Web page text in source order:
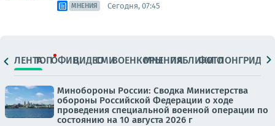
МНЕНИЯ Сегодня, 07:45
ЛЕНТАТОПОФИЦ.ВИДЕОСМИВОЕНКОРЫМНЕНИЯПАБЛИКИ
ФОТОЛОНГРИДЫ
Минобороны России: Сводка Министерства
обороны Российской Федерации о ходе
проведения специальной военной операции по
состоянию на 10 августа 2026 г